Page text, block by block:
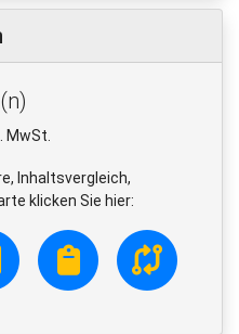
MwSt.
Inhaltsvergleich,
klicken Sie hier: